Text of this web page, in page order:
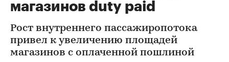
магазинов duty paid
Рост внутреннего пассажиропотока
привел к увеличению площадей
магазинов с оплаченной пошлиной